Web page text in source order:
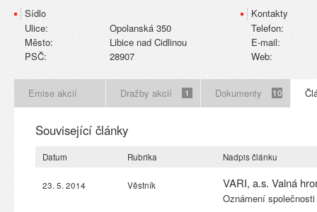
Sídlo
Ulice:
Opolanská 350
Město:
Libice nad Cidlinou
PSČ:
28907
Kontakty
Telefon:
E-mail:
Web:
Emise akcií Dražby akcií 1 Dokumenty 10
Související články
Datum Rubrika Nadpis článku
23. 5. 2014 Věstník VARI, a.s. Valná
Oznámení